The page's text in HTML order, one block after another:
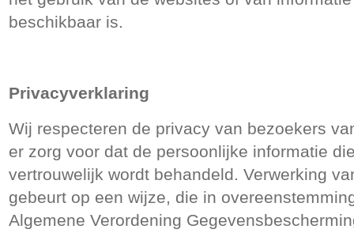
beschikbaar is.
Privacyverklaring
Wij respecteren de privacy van bezoekers
er zorg voor dat de persoonlijke informatie
vertrouwelijk wordt behandeld. Verwerking
gebeurt op een wijze, die in
Algemene Verordening